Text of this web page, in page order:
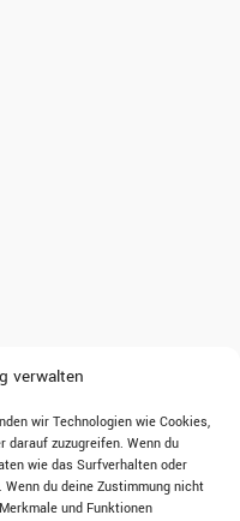
verwalten
wir Technologien wie Cookies,
darauf zuzugreifen. Wenn du
wie das Surfverhalten oder
du deine Zustimmung nicht
und Funktionen